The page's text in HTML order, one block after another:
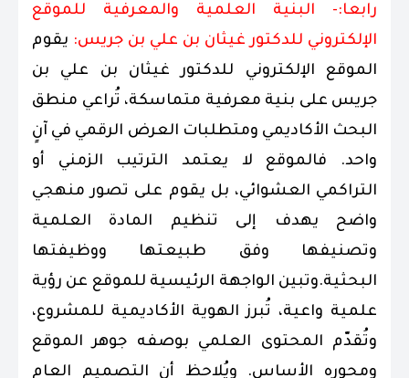
رابعا:- البنية العلمية والمعرفية للموقع
الإلكتروني للدكتور غيثان بن علي بن جريس: يقوم
الموقع الإلكتروني للدكتور غيثان بن علي بن
جريس على بنية معرفية متماسكة، تُراعي منطق
البحث الأكاديمي ومتطلبات العرض الرقمي في آنٍ
واحد. فالموقع لا يعتمد الترتيب الزمني أو
التراكمي العشوائي، بل يقوم على تصور منهجي
واضح يهدف إلى تنظيم المادة العلمية
وتصنيفها وفق طبيعتها ووظيفتها
البحثية.وتبين الواجهة الرئيسية للموقع عن رؤية
علمية واعية، تُبرز الهوية الأكاديمية للمشروع،
وتُقدّم المحتوى العلمي بوصفه جوهر الموقع
ومحوره الأساس. ويُلاحظ أن التصميم العام